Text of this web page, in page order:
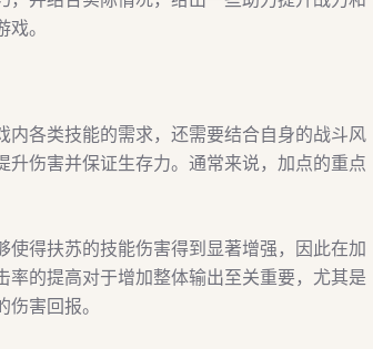
。
各类技能的需求，还需要结合自身的战斗风
伤害并保证生存力。通常来说，加点的重点
得扶苏的技能伤害得到显著增强，因此在加
的提高对于增加整体输出至关重要，尤其是
害回报。